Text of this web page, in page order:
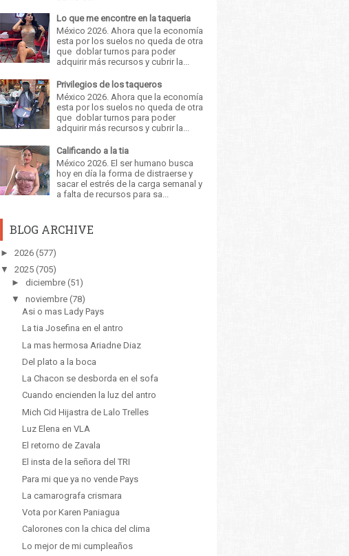
Lo que me encontre en la taqueria
México 2026. Ahora que la economía
esta por los suelos no queda de otra
que doblar turnos para poder
adquirir más recursos y cubrir la...
Privilegios de los taqueros
México 2026. Ahora que la economía
esta por los suelos no queda de otra
que doblar turnos para poder
adquirir más recursos y cubrir la...
Calificando a la tia
México 2026. El ser humano busca
hoy en día la forma de distraerse y
sacar el estrés de la carga semanal y
a falta de recursos para sa...
BLOG ARCHIVE
► 2026 (577)
▼
2025 (705)
► diciembre (51)
▼
noviembre (78)
Asi o mas Lady Pays
La tia Josefina en el antro
La mas hermosa Ariadne Diaz
Del plato a la boca
La Chacon se desborda en el sofa
Cuando encienden la luz del antro
Mich Cid Hijastra de Lalo Trelles
Luz Elena en VLA
El retorno de Zavala
El insta de la señora del TRI
Para mi que ya no vende Pays
La camarografa crismara
Vota por Karen Paniagua
Calorones con la chica del clima
Lo mejor de mi cumpleaños